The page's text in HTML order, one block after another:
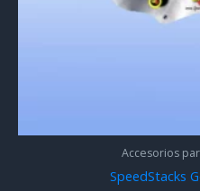
Accesorios
SpeedStacks